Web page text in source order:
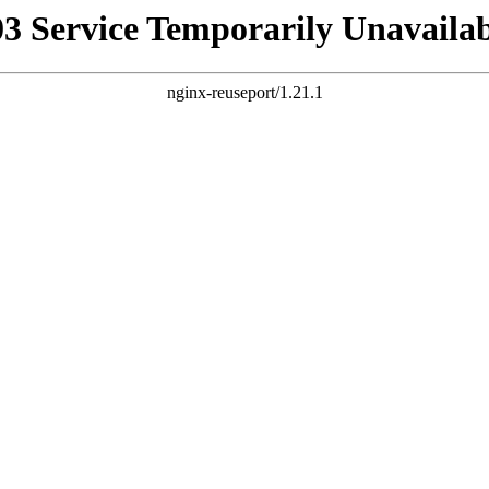
Service Temporarily
nginx-reuseport/1.21.1